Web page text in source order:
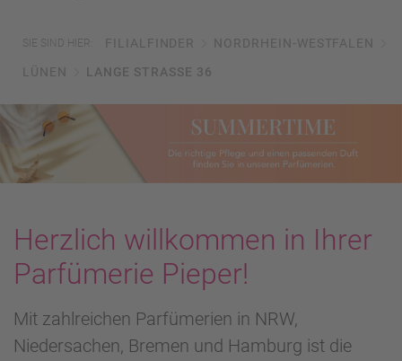
SIE SIND HIER: FILIALFINDER
NORDRHEIN-WESTFALEN
LÜNEN
LANGE STRASSE 36
Herzlich willkommen in Ihrer
Parfümerie Pieper!
Mit zahlreichen Parfümerien in NRW,
Niedersachen, Bremen und Hamburg ist die